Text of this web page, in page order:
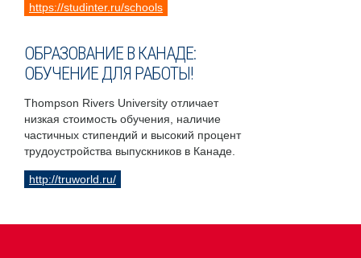
https://studinter.ru/schools
ОБРАЗОВАНИЕ В КАНАДЕ:
ОБУЧЕНИЕ ДЛЯ РАБОТЫ!
Thompson Rivers University отличает
низкая стоимость обучения, наличие
частичных стипендий и высокий процент
трудоустройства выпускников в Канаде.
http://truworld.ru/